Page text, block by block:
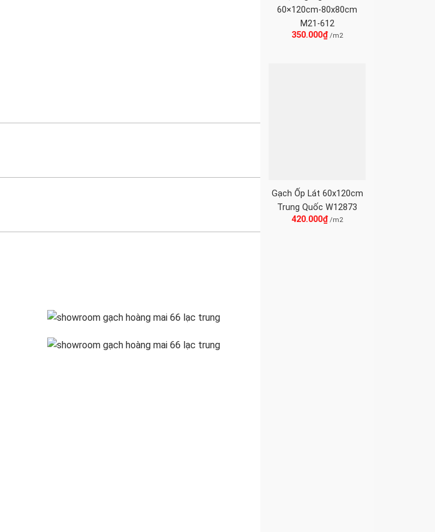
60×120cm-80x80cm
M21-612
350.000₫ /m2
Gạch Ốp Lát 60x120cm
Trung Quốc W12873
420.000₫/m2